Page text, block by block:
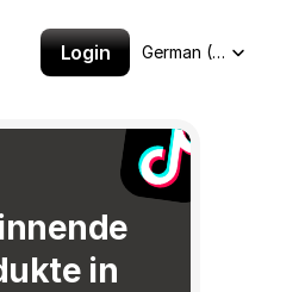
Login
Select Language
German (Germany)
in